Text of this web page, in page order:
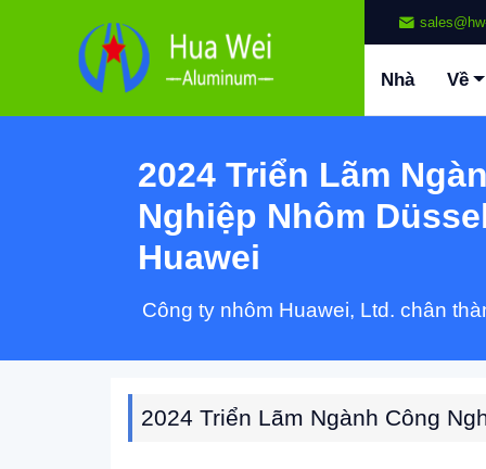
Nhà Về
2024 Triển Lãm
Nghiệp Nhôm
Huawei
Công ty nhôm Huawei, Ltd. chân
2024 Triển Lãm Ngành Công